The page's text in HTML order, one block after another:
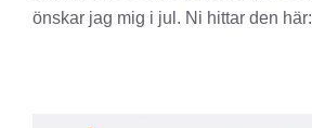
önskar jag mig i jul. Ni hittar den här: